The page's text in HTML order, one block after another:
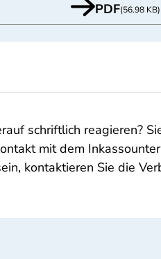
PDF(56.98 KB)
schriftlich reagieren?
mit dem
kontaktieren Sie die